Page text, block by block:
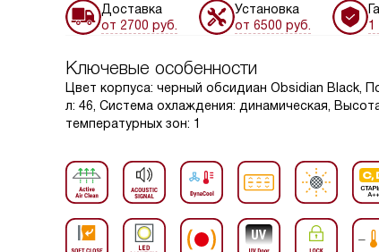
Доставка
от 2700 руб.
Установка
от 6500 руб.
1
Ключевые особенности
Цвет корпуса: черный обсидиан Obsidian Black,
л: 46, Система охлаждения: динамическая,
температурных зон: 1